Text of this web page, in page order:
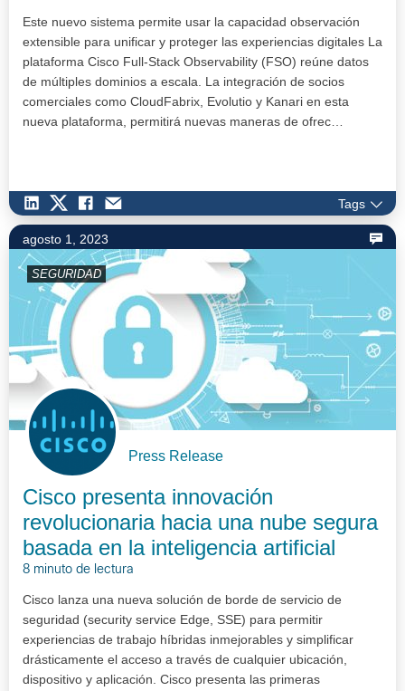
Este nuevo sistema permite usar la capacidad observación
extensible para unificar y proteger las experiencias digitales La
plataforma Cisco Full-Stack Observability (FSO) reúne datos
de múltiples dominios a escala. La integración de socios
comerciales como CloudFabrix, Evolutio y Kanari en esta
nueva plataforma, permitirá nuevas maneras de ofrec…
Tags
agosto 1, 2023
SEGURIDAD
Press Release
Cisco presenta innovación
revolucionaria hacia una nube segura
basada en la inteligencia artificial
8 minuto de lectura
Cisco lanza una nueva solución de borde de servicio de
seguridad (security service Edge, SSE) para permitir
experiencias de trabajo híbridas inmejorables y simplificar
drásticamente el acceso a través de cualquier ubicación,
dispositivo y aplicación. Cisco presenta las primeras